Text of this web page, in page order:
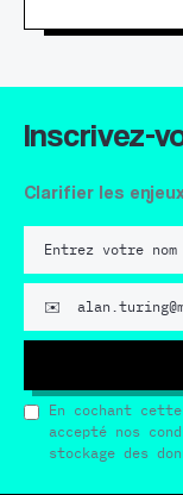
Inscrivez-
Clarifier les
En cochant
accepté nos
stockage des